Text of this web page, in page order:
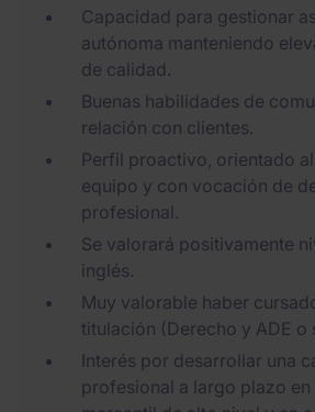
Capacidad para gestionar
autónoma manteniendo
de calidad.
Buenas habilidades de
relación con clientes.
Perfil proactivo, orientado
equipo y con vocación de
profesional.
Se valorará positivamente
inglés.
Muy valorable haber
titulación (Derecho y ADE o
Interés por desarrollar una
profesional a largo plazo en